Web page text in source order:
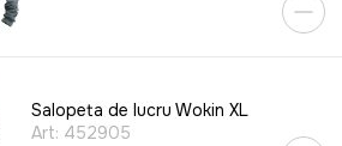
Salopeta de lucru Wokin XL
Art: 452905